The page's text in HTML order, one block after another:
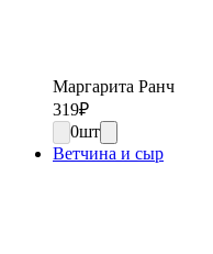
Маргарита Ранч
319₽
0шт
Ветчина и сыр